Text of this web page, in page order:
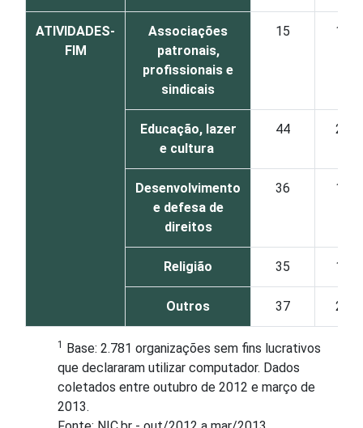
ATIVIDADES-
FIM
Associações
patronais,
profissionais e
sindicais
15 1
Educação, lazer
e cultura
44 2
Desenvolvimento
e defesa de
direitos
36 1
Religião 35 1
Outros 37 2
1 Base: 2.781 organizações sem fins lucrativos
que declararam utilizar computador. Dados
coletados entre outubro de 2012 e março de
2013.